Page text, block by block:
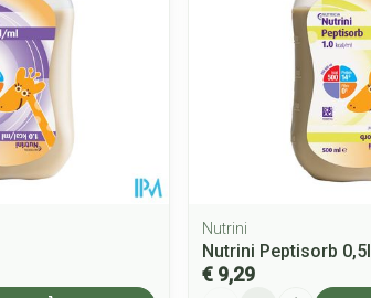
Nutrini
Nutrini Peptisorb 0,5l
€ 9,29